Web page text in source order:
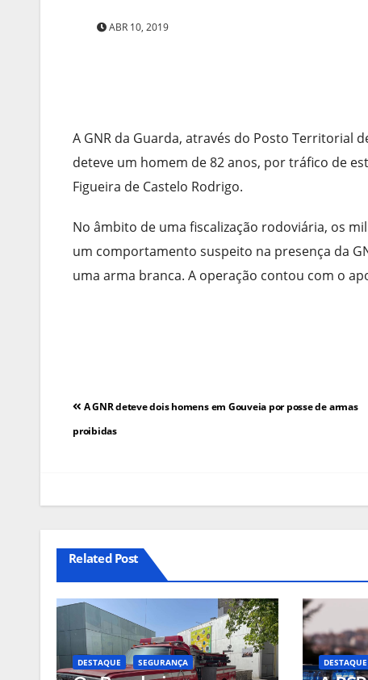
ABR 10, 2019
A GNR da Guarda, através do Posto Territorial
deteve um homem de 82 anos, por tráfico de
Figueira de Castelo Rodrigo.
No âmbito de uma fiscalização rodoviária, os
um comportamento suspeito na presença da
uma arma branca. A operação contou com o
Navegação
de
A GNR deteve dois homens em Gouveia por posse de armas
proibidas
Related Post
DESTAQUE SEGURANÇA DESTAQUE